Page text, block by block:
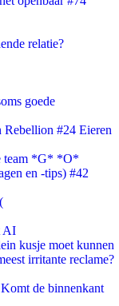
relatie?
goede
Rebellion #24 Eieren
team *G* *O*
en -tips) #42
AI
kusje moet kunnen
irritante reclame?
de binnenkant